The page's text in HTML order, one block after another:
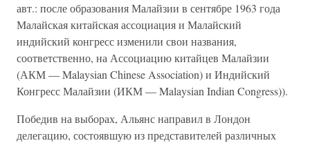
авт.: после образования Малайзии в сентябре 1963 года
Малайская китайская ассоциация и Малайский
индийский конгресс изменили свои названия,
соответственно, на Ассоциацию китайцев Малайзии
(АКМ — Malaysian Chinese Association) и Индийский
Конгресс Малайзии (ИКМ — Malaysian Indian Congress)).
Победив на выборах, Альянс направил в Лондон
делегацию, состоявшую из представителей различных